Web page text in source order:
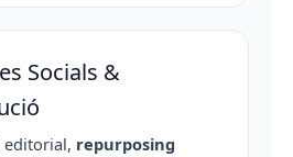
Socials &
editorial, repurposing